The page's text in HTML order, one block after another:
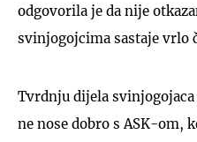
odgovorila je da nije
svinjogojcima sastaje vrlo
Tvrdnju dijela
ne nose dobro s ASK-om,